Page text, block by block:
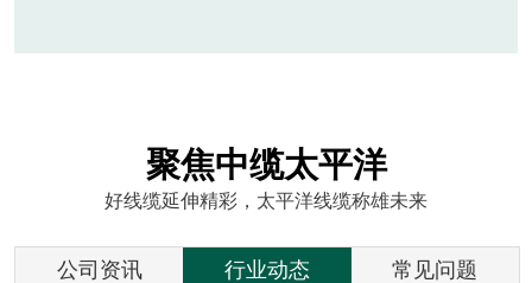
聚焦中缆太平洋
好线缆延伸精彩，太平洋线缆称雄未来
公司资讯 行业动态 常见问题